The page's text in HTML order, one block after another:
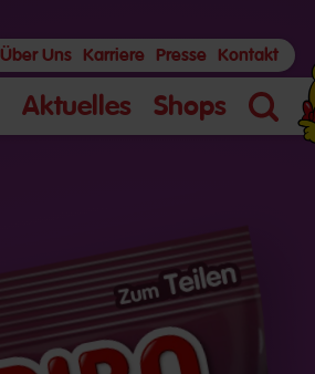
Aktuelles Shops
Suche
Über Uns Karriere Presse Kontakt